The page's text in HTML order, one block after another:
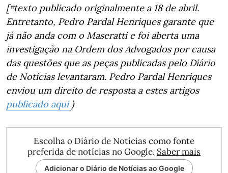
[*texto publicado originalmente a 18 de abril.
Entretanto, Pedro Pardal Henriques garante que
já não anda com o Maseratti e foi aberta uma
investigação na Ordem dos Advogados por causa
das questões que as peças publicadas pelo Diário
de Notícias levantaram. Pedro Pardal Henriques
enviou um direito de resposta a estes artigos
publicado aqui )
Escolha o Diário de Notícias como fonte
preferida de notícias no Google. Saber mais
Adicionar o Diário de Notícias ao Google